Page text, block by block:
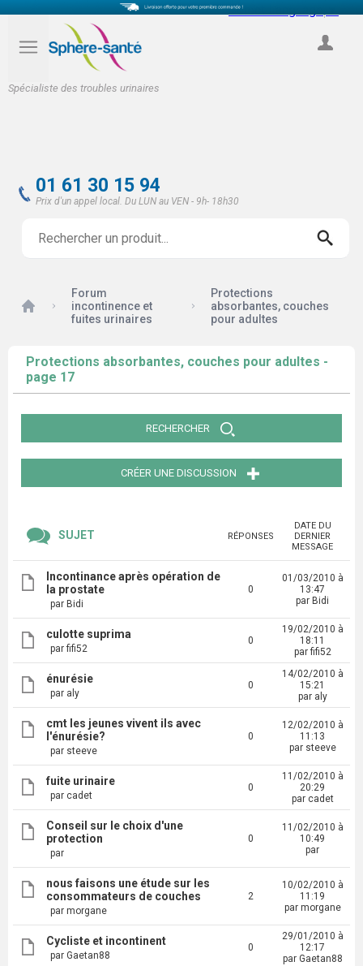
Spécialiste des troubles urinaires
Select Language
01 61 30 15 94
Prix d'un appel local. Du LUN au VEN - 9h- 18h30
Accueil
Forum
incontinence et
fuites urinaires
Protections
absorbantes, couches
pour adultes
Protections absorbantes, couches pour adultes -
page 17
RECHERCHER
CRÉER UNE DISCUSSION
SUJET RÉPONSES
DATE DU
DERNIER
MESSAGE
Incontinance après opération de
la prostate
par Bidi
0
01/03/2010 à
13:47
par Bidi
culotte suprima
par fifi52
0
19/02/2010 à
18:11
par fifi52
énurésie
par aly
0
14/02/2010 à
15:21
par aly
cmt les jeunes vivent ils avec
l'énurésie?
par steeve
0
12/02/2010 à
11:13
par steeve
fuite urinaire
par cadet
0
11/02/2010 à
20:29
par cadet
Conseil sur le choix d'une
protection
par
0
11/02/2010 à
10:49
par
nous faisons une étude sur les
consommateurs de couches
par morgane
2
10/02/2010 à
11:19
par morgane
Cycliste et incontinent
par Gaetan88
0
29/01/2010 à
12:17
par Gaetan88